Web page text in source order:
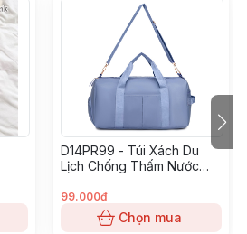
D14PR99 - Túi Xách Du
Lịch Chống Thấm Nước
99.000đ
Chọn mua